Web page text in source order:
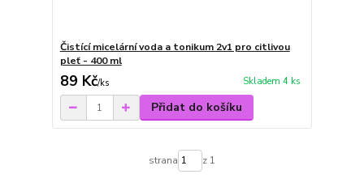
Čistící micelární voda a tonikum 2v1 pro citlivou
pleť - 400 ml
89 Kč/ks Skladem 4 ks
Přidat do košíku
strana z 1